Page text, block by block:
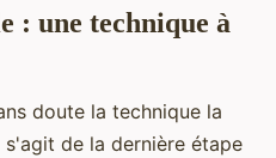
: une technique à
doute la technique la
de la dernière étape